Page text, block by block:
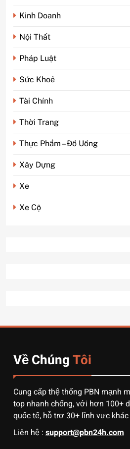
Kinh Doanh
Nội Thất
Pháp Luật
Sức Khoẻ
Tài Chính
Thời Trang
Thực Phẩm – Đồ Uống
Xây Dựng
Xe
Xe Cộ
Về ChúngTôi
Cung cấp thệ thống PBN mạnh
top nhanh chống, với hơn 100+
quốc tế, hỗ trợ 30+ lĩnh vực
Liên hệ : support@pbn24h.com
5
6
chọn
DỊCH VỤ
1
người mới
vốn, ôm sô
DỊCH VỤ
2
Muốn khởi